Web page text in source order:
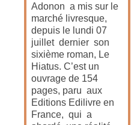
Adonon a mis sur le
marché livresque,
depuis le lundi 07
juillet dernier son
sixième roman, Le
Hiatus. C’est un
ouvrage de 154
pages, paru aux
Editions Edilivre en
France, qui a